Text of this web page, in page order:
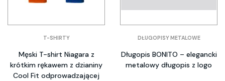
T-SHIRTY
Męski T-shirt Niagara z
krótkim rękawem z dzianiny
Cool Fit odprowadzającej
DŁUGOPISY METALOWE
Długopis BONITO – elegancki
metalowy długopis z logo